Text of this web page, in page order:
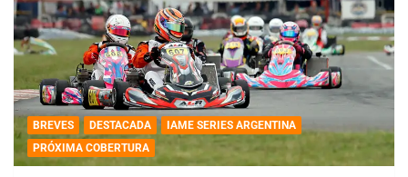
BREVES DESTACADA
IAME SERIES ARGENTINA
PRÓXIMA COBERTURA